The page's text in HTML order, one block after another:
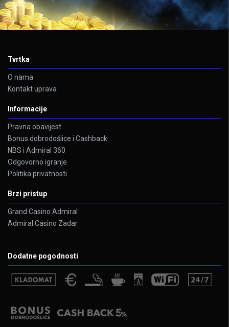
Tvrtka
O nama
Kontakt uprava
Informacije
Pravna obavijest
Bonus dobrodošlice i Cashback
NBS i Admiral 360
Odgovorno igranje
Politika privatnosti
Brzi pristup
Grand Casino Admiral
Admiral Casino Zadar
Dodatne pogodnosti